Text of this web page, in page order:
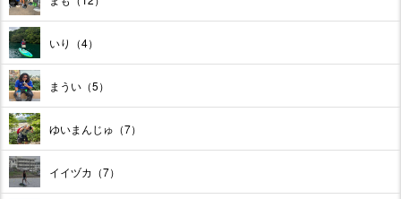
いり（4）
まうい（5）
ゆいまんじゅ（7）
イイヅカ（7）